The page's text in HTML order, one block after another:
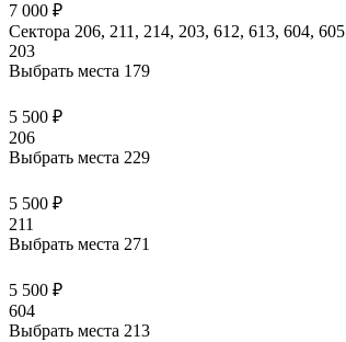
7 000 ₽
Сектора 206, 211, 214, 203, 612, 613, 604, 605
203
Выбрать места 179
5 500 ₽
206
Выбрать места 229
5 500 ₽
211
Выбрать места 271
5 500 ₽
604
Выбрать места 213